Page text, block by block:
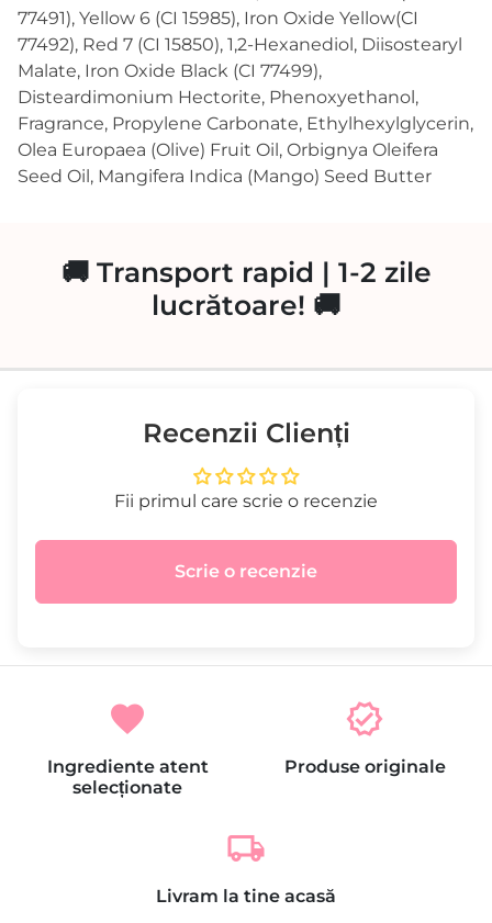
77491), Yellow 6 (CI 15985), Iron Oxide Yellow(CI
77492), Red 7 (CI 15850), 1,2-Hexanediol, Diisostearyl
Malate, Iron Oxide Black (CI 77499),
Disteardimonium Hectorite, Phenoxyethanol,
Fragrance, Propylene Carbonate, Ethylhexylglycerin,
Olea Europaea (Olive) Fruit Oil, Orbignya Oleifera
Seed Oil, Mangifera Indica (Mango) Seed Butter
🚚 Transport rapid | 1-2 zile
lucrătoare! 🚚
Recenzii Clienți
Fii primul care scrie o recenzie
Scrie o recenzie
favorite
Ingrediente atent
selecționate
verified
Produse originale
local_shipping
Livram la tine acasă